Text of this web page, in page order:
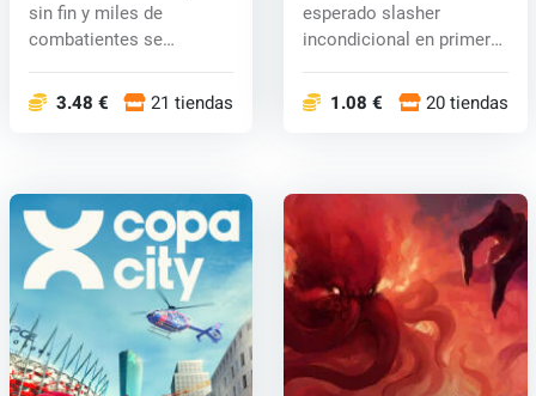
sin fin y miles de
combatientes se
3.48 € 21 tiendas
esperado slasher
incondicional en primera
1.08 € 20 tiendas